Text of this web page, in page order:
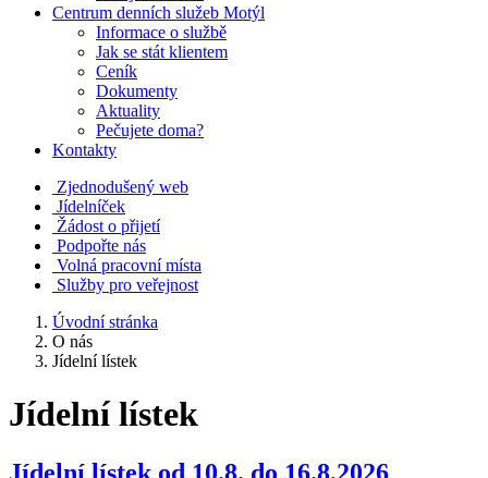
Centrum denních služeb Motýl
Informace o službě
Jak se stát klientem
Ceník
Dokumenty
Aktuality
Pečujete doma?
Kontakty
Zjednodušený web
Jídelníček
Žádost o přijetí
Podpořte nás
Volná pracovní místa
Služby pro veřejnost
Úvodní stránka
O nás
Jídelní lístek
Jídelní lístek